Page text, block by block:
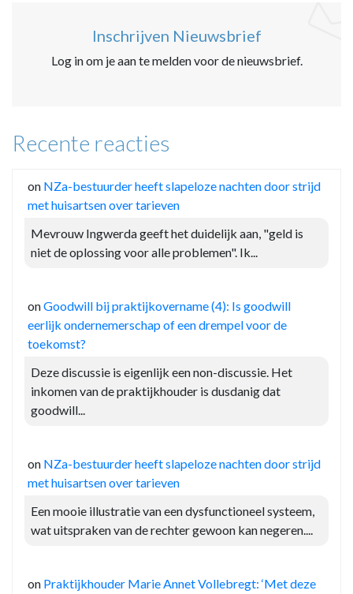
Inschrijven Nieuwsbrief
Log in om je aan te melden voor de nieuwsbrief.
Recente reacties
on NZa-bestuurder heeft slapeloze nachten door strijd
met huisartsen over tarieven
Mevrouw Ingwerda geeft het duidelijk aan, "geld is
niet de oplossing voor alle problemen". Ik...
onGoodwill bij praktijkovername (4): Is goodwill
eerlijk ondernemerschap of een drempel voor de
toekomst?
Deze discussie is eigenlijk een non-discussie. Het
inkomen van de praktijkhouder is dusdanig dat
goodwill...
on NZa-bestuurder heeft slapeloze nachten door strijd
met huisartsen over tarieven
Een mooie illustratie van een dysfunctioneel systeem,
wat uitspraken van de rechter gewoon kan negeren....
on Praktijkhouder Marie Annet Vollebregt: ‘Met deze